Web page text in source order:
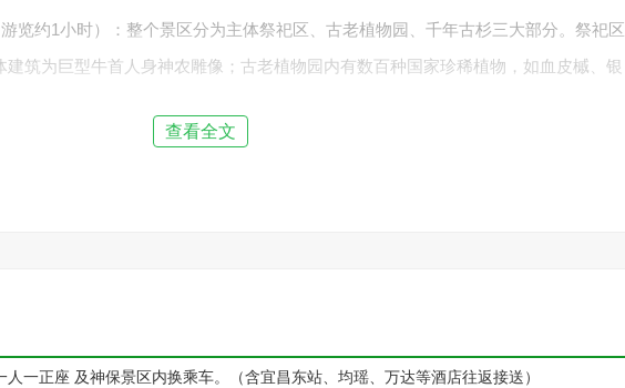
游览约1小时）：整个景区分为主体祭祀区、古老植物园、千年古杉三大部分。祭祀区
建筑为巨型牛首人身神农雕像；古老植物园内有数百种国家珍稀植物，如血皮槭、银
（游览时间约1小时）：天生桥
飞瀑自峭壁倾盆而下，似银河泻地，玉珠飞溅，展出
127元/人，电瓶车20元/人）景区内青山叠翠、峡谷雄峻、碧水潺潺、瀑布飞流，珍
被誉为“华中第一瀑”。返回宜昌结束愉快神农架之旅！
景点，自愿选择，不参加游览可在景区门口自由活动。晚上返回市区散团！
查看全文
人一正座 及神保景区内换乘车。（含宜昌东站、均瑶、万达等酒店往返接送）